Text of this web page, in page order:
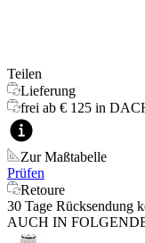
Teilen
Lieferung
frei ab € 125 in
Zur Maßtabelle
Prüfen
Retoure
30 Tage Rücksendung
AUCH IN